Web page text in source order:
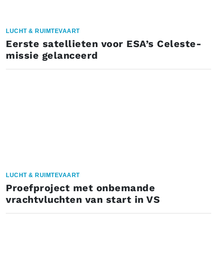
LUCHT & RUIMTEVAART
Eerste satellieten voor ESA’s Celeste-
missie gelanceerd
LUCHT & RUIMTEVAART
Proefproject met onbemande
vrachtvluchten van start in VS